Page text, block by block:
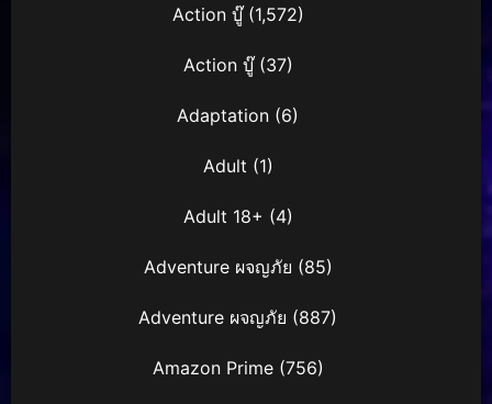
Action บู๊(1,572)
Action บู๊(37)
Adaptation (6)
Adult (1)
Adult 18+ (4)
Adventure ผจญภัย (85)
Adventure ผจญภัย (887)
Amazon Prime(756)